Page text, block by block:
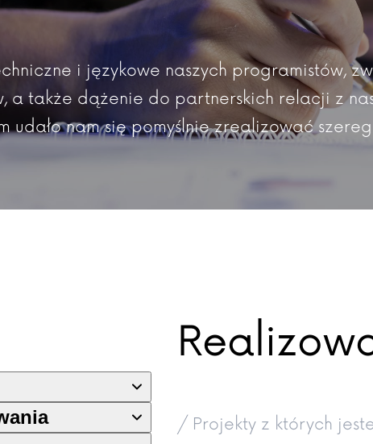
i językowe naszych programistów,
a także dążenie do partnerskich relacji z
udało nam się pomyślnie zrealizować
/ Projekty z których